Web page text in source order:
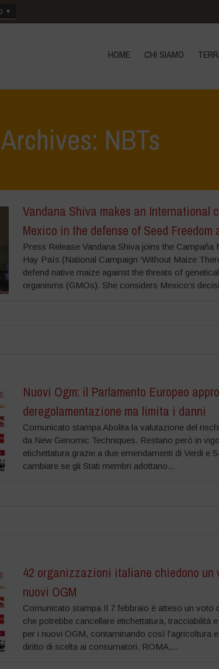
HOME CHI SIAMO
NBTs
Vandana Shiva makes an International
Mexico in the defense of Seed
Press Release Vandana Shiva joins the Campaña
Hay País (National Campaign ‘Without Maize
defend native maize against the threats of
organisms (GMOs). She considers Mexico’s
Nuovi Ogm: il Parlamento Europeo
deregolamentazione ma limita i danni
Comunicato stampa Abolita la valutazione del
da New Genomic Techniques. Restano però in
etichettatura grazie a due emendamenti di Verdi e
cambiare se gli Stati membri adottano...
42 organizzazioni italiane chiedono un
nuovi OGM
Comunicato stampa Il 7 febbraio è atteso un voto
che potrebbe cancellare etichettatura, tracciabilità
per i nuovi OGM, contaminando così l’agricoltura
diritto di scelta ai consumatori. ROMA,...